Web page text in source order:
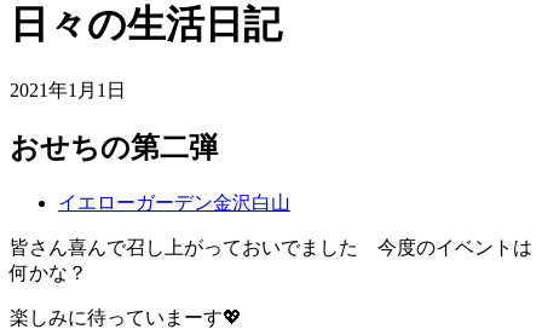
日々の生活日記
2021年1月1日
おせちの第二弾
イエローガーデン金沢白山
皆さん喜んで召し上がっておいでました 今度のイベントは
何かな？
楽しみに待っていまーす💖